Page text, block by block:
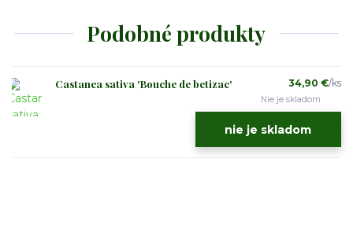
Podobné produkty
Castanea sativa 'Bouche de betizac' 34,90 €/ks
Nie je skladom
nie je skladom